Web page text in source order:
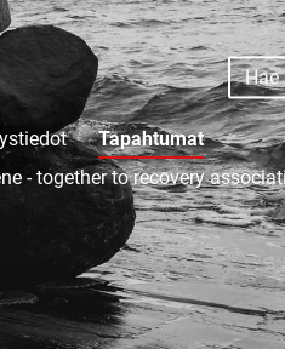
Tapahtumat
- together to recovery